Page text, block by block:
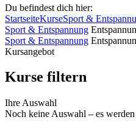
Du befindest dich hier:
StartseiteKurseSport &
Sport & Entspannung
Sport & Entspannung
Kursangebot
Kurse filtern
Ihre Auswahl
Noch keine Auswahl – es